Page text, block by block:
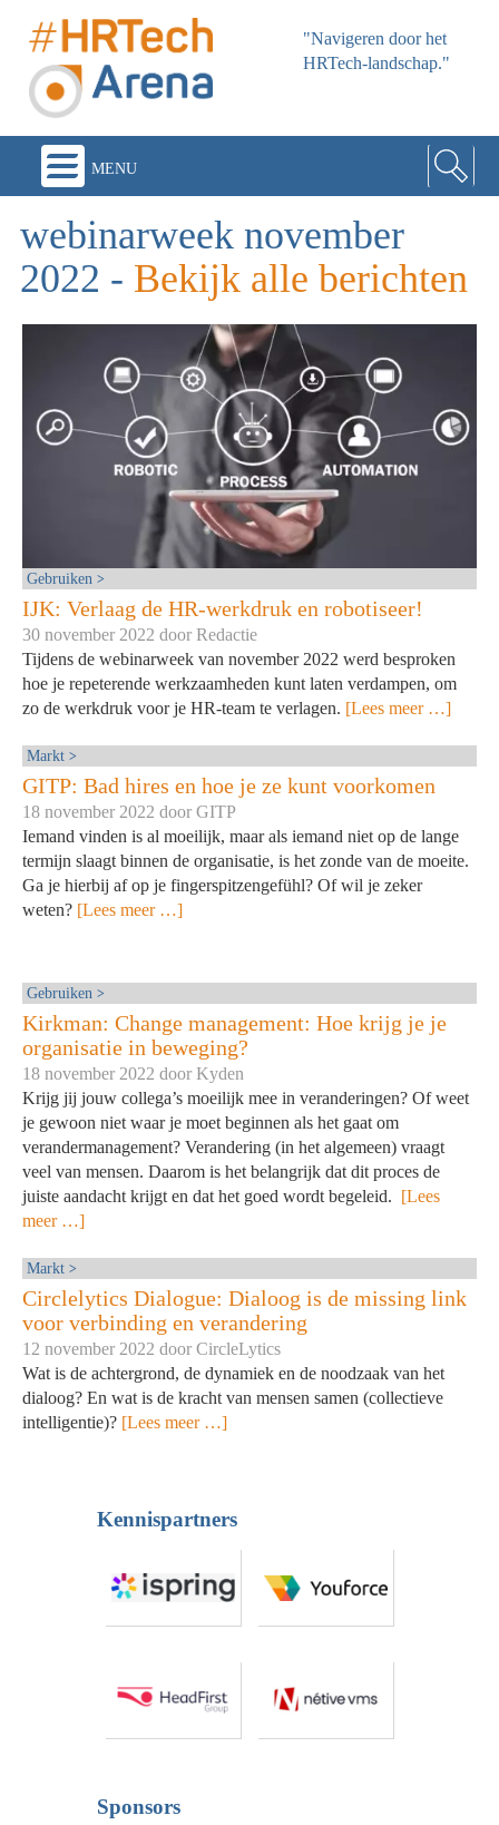
"Navigeren door het
HRTech-landschap."
menu
webinarweek november
2022 - Bekijk alle berichten
Gebruiken
IJK: Verlaag de HR-werkdruk en robotiseer!
30 november 2022 doorRedactie
Tijdens de webinarweek van november 2022 werd besproken
hoe je repeterende werkzaamheden kunt laten verdampen, om
zo de werkdruk voor je HR-team te verlagen. [Lees meer …]
Markt
GITP: Bad hires en hoe je ze kunt voorkomen
18 november 2022 doorGITP
Iemand vinden is al moeilijk, maar als iemand niet op de lange
termijn slaagt binnen de organisatie, is het zonde van de moeite.
Ga je hierbij af op je fingerspitzengefühl? Of wil je zeker
weten? [Lees meer …]
Gebruiken
Kirkman: Change management: Hoe krijg je je
organisatie in beweging?
18 november 2022 doorKyden
Krijg jij jouw collega’s moeilijk mee in veranderingen? Of weet
je gewoon niet waar je moet beginnen als het gaat om
verandermanagement? Verandering (in het algemeen) vraagt
veel van mensen. Daarom is het belangrijk dat dit proces de
juiste aandacht krijgt en dat het goed wordt begeleid. [Lees
meer …]
Markt
Circlelytics Dialogue: Dialoog is de missing link
voor verbinding en verandering
12 november 2022 doorCircleLytics
Wat is de achtergrond, de dynamiek en de noodzaak van het
dialoog? En wat is de kracht van mensen samen (collectieve
intelligentie)? [Lees meer …]
Kennispartners
Sponsors